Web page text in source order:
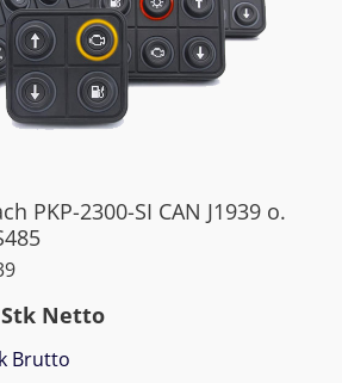
PKP-2300-SI CAN J1939 o.
Netto
Brutto